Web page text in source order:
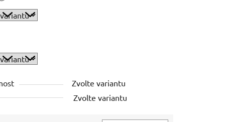
Zvolte variantu
Zvolte variantu